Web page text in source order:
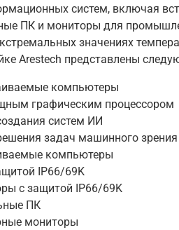
систем, включая
ПК и мониторы для
значениях
Arestech представлены
компьютеры
графическим процессором
систем ИИ
задач машинного зрения
компьютеры
IP66/69K
с защитой IP66/69K
ПК
мониторы